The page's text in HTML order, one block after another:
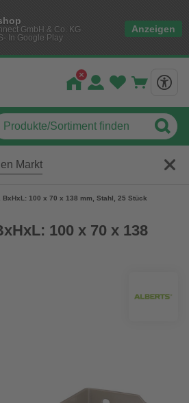
GmbH & Co. KG
In Google Play
Anzeigen
Markt
BxHxL: 100 x 70 x 138 mm, Stahl, 25 Stück
100 x 70 x 138